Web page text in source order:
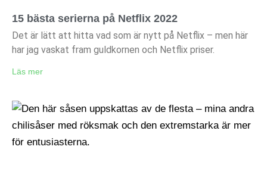
15 bästa serierna på Netflix 2022
Det är lätt att hitta vad som är nytt på Netflix – men här
har jag vaskat fram guldkornen och Netflix priser.
Läs mer